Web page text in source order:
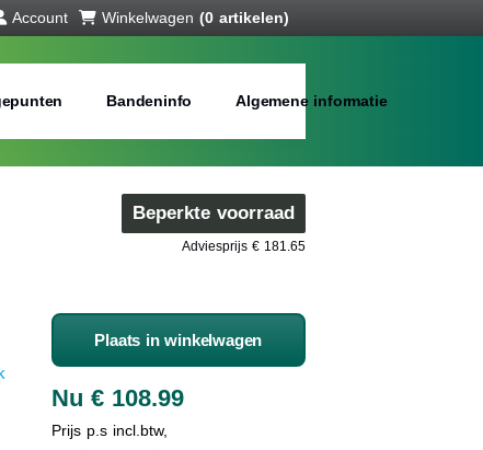
Account Winkelwagen (0 artikelen)
Bandeninfo Algemene informatie
Beperkte voorraad
Adviesprijs € 181.65
Plaats in winkelwagen
Nu € 108.99
Prijs p.s incl.btw,